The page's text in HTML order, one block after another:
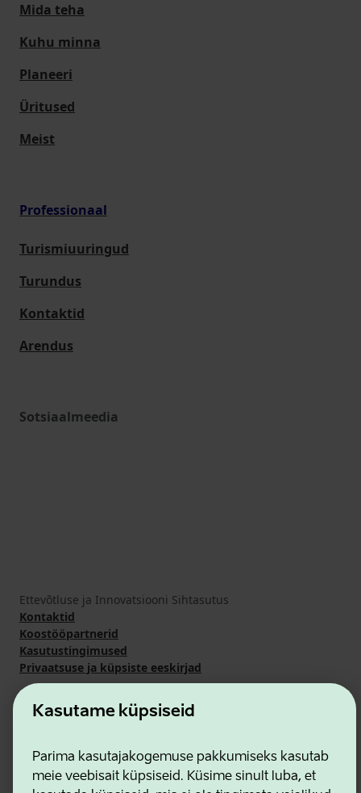
Kasutame küpsiseid
Parima kasutajakogemuse pakkumiseks kasutab
meie veebisait küpsiseid. Küsime sinult luba, et
Mida teha
Kuhu minna
Planeeri
Üritused
Meist
Professionaal
Turismiuuringud
Turundus
Kontaktid
Arendus
Sotsiaalmeedia
Ettevõtluse ja Innovatsiooni Sihtasutus
Kontaktid
Koostööpartnerid
Kasutustingimused
Privaatsuse ja küpsiste eeskirjad